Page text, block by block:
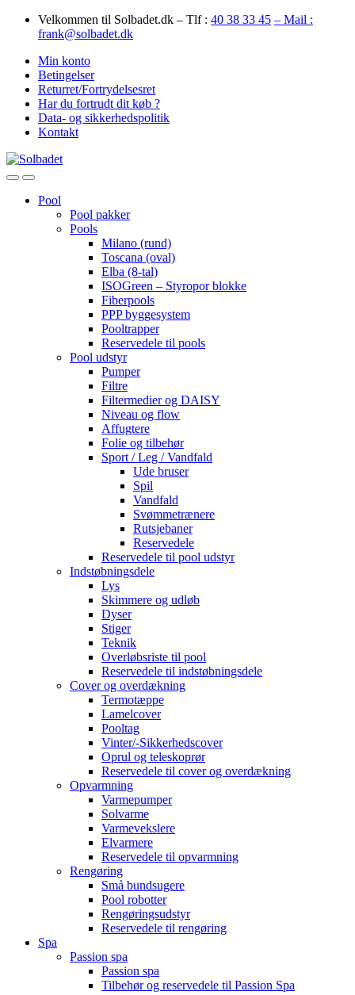
Skip
Skip
Velkommen til Solbadet.dk – Tlf : 40 38 33 45 – Mail :
frank@solbadet.dk
Min konto
Betingelser
Returret/Fortrydelsesret
Har du fortrudt dit køb ?
Data- og sikkerhedspolitik
Kontakt
OpenClose
Pool
Pool pakker
Pools
Milano (rund)
Toscana (oval)
Elba (8-tal)
ISOGreen – Styropor blokke
Fiberpools
PPP byggesystem
Pooltrapper
Reservedele til pools
Pool udstyr
Pumper
Filtre
Filtermedier og DAISY
Niveau og flow
Affugtere
Folie og tilbehør
Sport / Leg / Vandfald
Ude bruser
Spil
Vandfald
Svømmetrænere
Rutsjebaner
Reservedele
Reservedele til pool udstyr
Indstøbningsdele
Lys
Skimmere og udløb
Dyser
Stiger
Teknik
Overløbsriste til pool
Reservedele til indstøbningsdele
Cover og overdækning
Termotæppe
Lamelcover
Pooltag
Vinter/-Sikkerhedscover
Oprul og teleskoprør
Reservedele til cover og overdækning
Opvarmning
Varmepumper
Solvarme
Varmevekslere
Elvarmere
Reservedele til opvarmning
Rengøring
Små bundsugere
Pool robotter
Rengøringsudstyr
Reservedele til rengøring
Spa
Passion spa
Passion spa
Tilbehør og reservedele til Passion Spa